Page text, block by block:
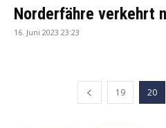
Norderfähre verkehrt
16. Juni 2023 23:23
19 20